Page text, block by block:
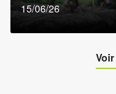
15/06/26